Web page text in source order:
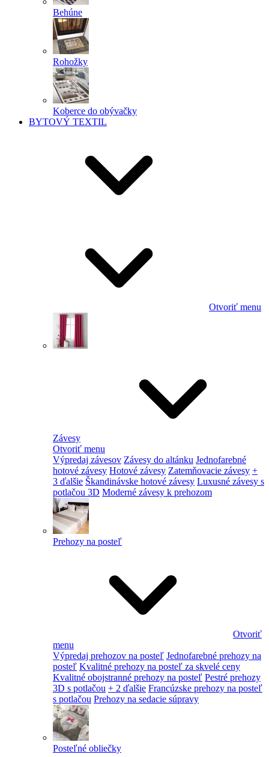
Behúne
Rohožky
Koberce do obývačky
BYTOVÝ TEXTIL
Otvoriť menu
Závesy
Otvoriť menu
Výpredaj závesov Závesy do altánku Jednofarebné
hotové závesy Hotové závesy Zatemňovacie závesy +
3 ďalšie Škandinávske hotové závesy Luxusné závesy s
potlačou 3D Moderné závesy k prehozom
Prehozy na posteľ
Otvoriť
menu
Výpredaj prehozov na posteľ Jednofarebné prehozy na
posteľ Kvalitné prehozy na posteľ za skvelé ceny
Kvalitné obojstranné prehozy na posteľ Pestré prehozy
3D s potlačou + 2 ďalšie Francúzske prehozy na posteľ
s potlačou Prehozy na sedacie súpravy
Posteľné obliečky